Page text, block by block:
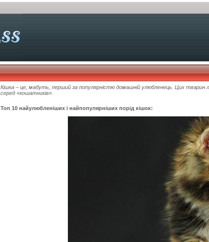
Кішка – це, мабуть, перший за популярністю домашній улюбленець. Цих тварин
серед «кошатників».
Топ 10 найулюбленіших і найпопулярніших порід кішок: